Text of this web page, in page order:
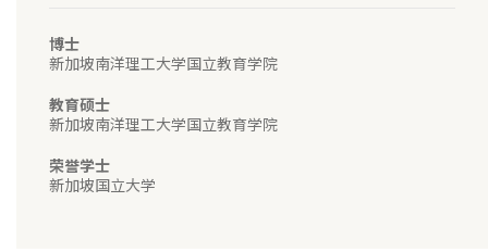
博士
新加坡南洋理工大学国立教育学院
教育硕士
新加坡南洋理工大学国立教育学院
荣誉学士
新加坡国立大学